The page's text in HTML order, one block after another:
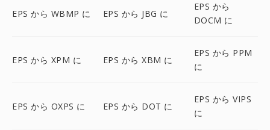
EPS から WBMP に EPS から JBG に
EPS から
DOCM に
EPS から XPM に EPS から XBM に
EPS から PPM
に
EPS から OXPS に EPS から DOT に
EPS から VIPS
に